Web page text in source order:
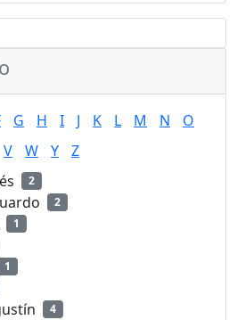
G H I J K L M N
O
V W Y
Z
2
2
1
1
4